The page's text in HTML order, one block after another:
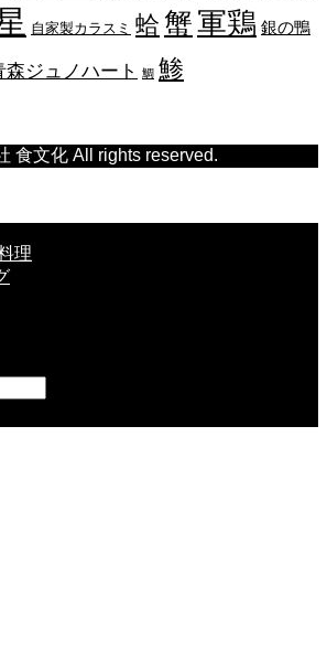
自家製カラスミ 蛤 蟹軍鶏 銀の鴨
森ジュノハート 鯛 鯵
食文化 All rights reserved.
理